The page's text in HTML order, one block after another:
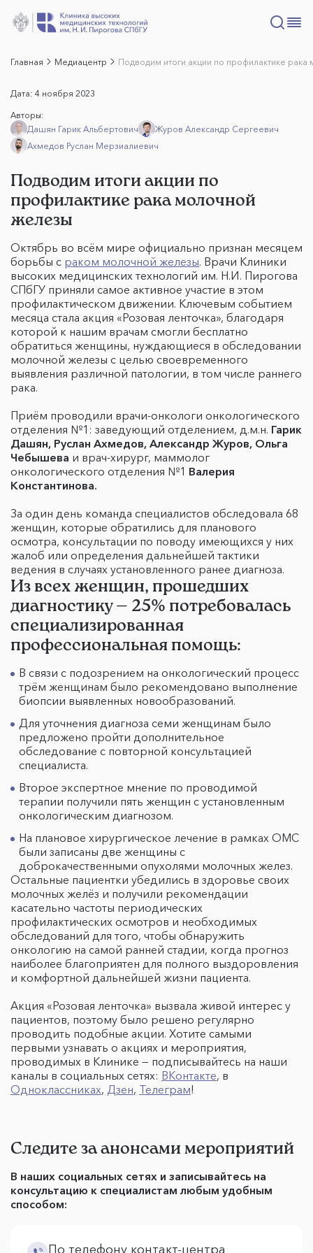
Главная Медиацентр Подводим итоги акции по профилактике
Дата: 4 ноября 2023
Авторы:
Дашян Гарик Альбертович
Журов Александр Сергеевич
Ахмедов Руслан Мерзиалиевич
Подводим итоги акции по
профилактике рака молочной
железы
Октябрь во всём мире официально признан месяцем
борьбы с раком молочной железы. Врачи Клиники
высоких медицинских технологий им. Н.И. Пирогова
СПбГУ приняли самое активное участие в этом
профилактическом движении. Ключевым событием
месяца стала акция «Розовая ленточка», благодаря
которой к нашим врачам смогли бесплатно
обратиться женщины, нуждающиеся в обследовании
молочной железы с целью своевременного
выявления различной патологии, в том числе раннего
рака.
Приём проводили врачи-онкологи онкологического
отделения №1: заведующий отделением, д.м.н. Гарик
Дашян, Руслан Ахмедов, Александр Журов, Ольга
Чебышева и врач-хирург, маммолог
онкологического отделения №1 Валерия
Константинова.
За один день команда специалистов обследовала 68
женщин, которые обратились для планового
осмотра, консультации по поводу имеющихся у них
жалоб или определения дальнейшей тактики
ведения в случаях установленного ранее диагноза.
Из всех женщин, прошедших
диагностику — 25% потребовалась
специализированная
профессиональная помощь:
В связи с подозрением на онкологический процесс
трём женщинам было рекомендовано выполнение
биопсии выявленных новообразований.
Для уточнения диагноза семи женщинам было
предложено пройти дополнительное
обследование с повторной консультацией
специалиста.
Второе экспертное мнение по проводимой
терапии получили пять женщин с установленным
онкологическим диагнозом.
На плановое хирургическое лечение в рамках ОМС
были записаны две женщины с
доброкачественными опухолями молочных желез.
Остальные пациентки убедились в здоровье своих
молочных желёз и получили рекомендации
касательно частоты периодических
профилактических осмотров и необходимых
обследований для того, чтобы обнаружить
онкологию на самой ранней стадии, когда прогноз
наиболее благоприятен для полного выздоровления
и комфортной дальнейшей жизни пациента.
Акция «Розовая ленточка» вызвала живой интерес у
пациентов, поэтому было решено регулярно
проводить подобные акции. Хотите самыми
первыми узнавать о акциях и мероприятия,
проводимых в Клинике — подписывайтесь на наши
каналы в социальных сетях: ВКонтакте, в
Одноклассниках, Дзен, Телеграм!
Следите за анонсами мероприятий
В наших социальных сетях и записывайтесь на
консультацию к специалистам любым удобным
способом:
По телефону контакт-центра